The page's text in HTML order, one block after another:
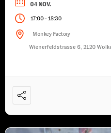
vertiefen wir dein Wissen
...
04 NOV.
17:00-18:30
Monkey Factory
Wienerfeldstrasse 6, 2120